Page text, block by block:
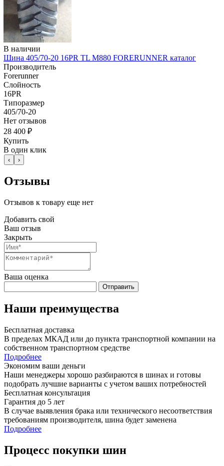
В наличии
Шина 405/70-20 16PR TL M880 FORERUNNER каталог
Производитель
Forerunner
Слойность
16PR
Типоразмер
405/70-20
Нет отзывов
28 400 ₽
Купить
В один клик
‹ ›
Отзывы
Отзывов к товару еще нет
Добавить свой
Ваш отзыв
Закрыть
Ваша оценка
Отправить
Наши преимущества
Бесплатная доставка
В пределах МКАД или до пункта транспортной компании на
собственном транспортном средстве
Подробнее
Экономим ваши деньги
Наши менеджеры хорошо разбираются в шинах и готовы
подобрать лучшие варианты с учетом ваших потребностей
Бесплатная консультация
Гарантия до 5 лет
В случае выявления брака или технического несоответствия
требованиям производителя, шина будет заменена
Подробнее
Процесс покупки шин